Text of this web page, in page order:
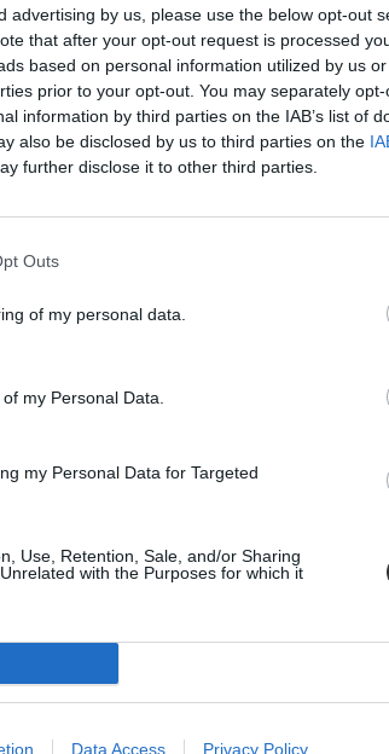
advertising by us, please use the below opt-out
that after your opt-out request is processed
based on personal information utilized by us
prior to your opt-out. You may separately
information by third parties on the IAB’s list of
also be disclosed by us to third parties on the
further disclose it to other third parties.
Outs
of my personal data.
my Personal Data.
my Personal Data for Targeted
Use, Retention, Sale, and/or Sharing
with the Purposes for which it
Data Access Privacy Policy
a pótfelvételit? Itt vannak a legfontosabb
a legfontosabb információkat a